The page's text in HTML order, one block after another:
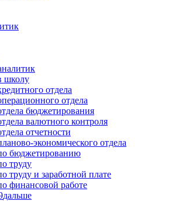
школу
отдела
отдела
бюджетирования
валютного контроля
отчетности
экономического отдела
бюджетированию
труду
труду и заработной плате
финансовой работе
дальше